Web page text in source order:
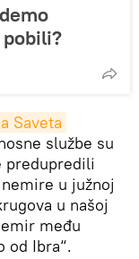
Saveta
službe su
predupredili
u južnoj
u našoj
među
od Ibra“.